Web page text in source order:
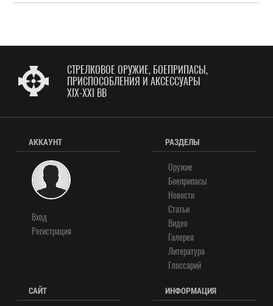
СТРЕЛКОВОЕ ОРУЖИЕ, БОЕПРИПАСЫ,
ПРИСПОСОБЛЕНИЯ И АКСЕССУАРЫ
XIX-XXI ВВ
АККАУНТ
Вход
Регистрация
РАЗДЕЛЫ
Оружие
Боеприпасы
Новости
Статьи
Видео
Галерея
Литература
Глоссарий
САЙТ ИНФОРМАЦИЯ